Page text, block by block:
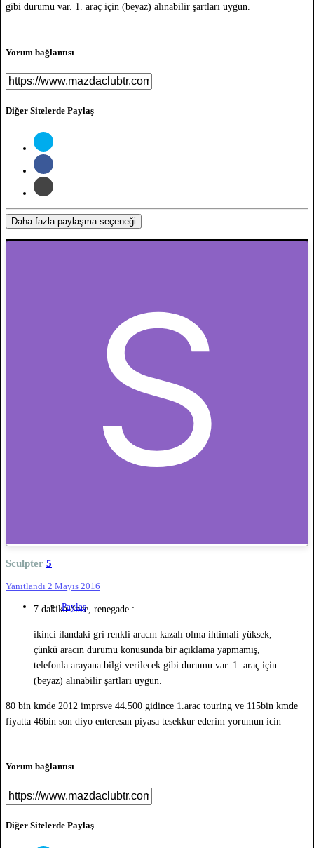
gibi durumu var. 1. araç için (beyaz) alınabilir şartları uygun.
Yorum bağlantısı
Diğer Sitelerde Paylaş
Daha fazla paylaşma seçeneği
Sculpter 5
Yanıtlandı 2 Mayıs 2016
Paylaş
7 dakika önce, renegade :
ikinci ilandaki gri renkli aracın kazalı olma ihtimali yüksek,
çünkü aracın durumu konusunda bir açıklama yapmamış,
telefonla arayana bilgi verilecek gibi durumu var. 1. araç için
(beyaz) alınabilir şartları uygun.
80 bin kmde 2012 imprsve 44.500 gidince 1.arac touring ve 115bin kmde
fiyatta 46bin son diyo enteresan piyasa tesekkur ederim yorumun icin
Yorum bağlantısı
Diğer Sitelerde Paylaş